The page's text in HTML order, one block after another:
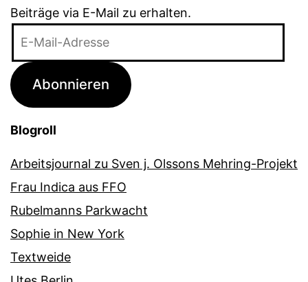
Beiträge via E-Mail zu erhalten.
Adresse
Abonnieren
Blogroll
Arbeitsjournal zu Sven j. Olssons Mehring-Projekt
Frau Indica aus FFO
Rubelmanns Parkwacht
Sophie in New York
Textweide